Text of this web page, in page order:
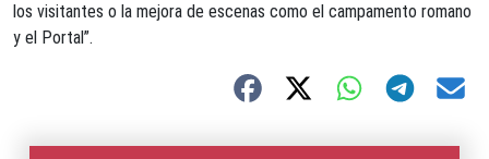
los visitantes o la mejora de escenas como el campamento romano
y el Portal”.